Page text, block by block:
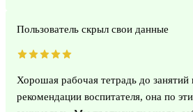
Пользователь скрыл свои данные
Хорошая рабочая тетрадь до занятий
рекомендации воспитателя, она по